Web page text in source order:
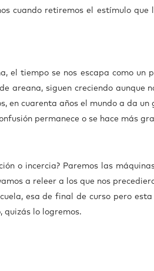
cuando retiremos el estímulo que
el tiempo se nos escapa como un
areana, siguen creciendo aunque
en cuarenta años el mundo a da un
permanece o se hace más
o incercia? Paremos las
a releer a los que nos
esa de final de curso pero
quizás lo logremos.